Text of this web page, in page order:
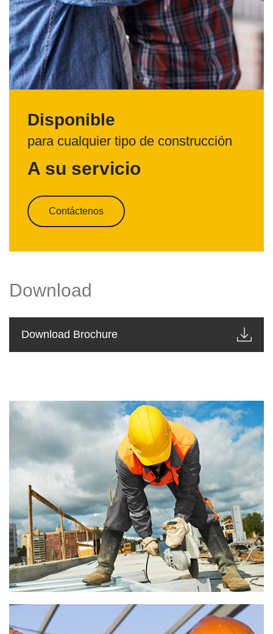
Disponible
para cualquier tipo de construcción
A su servicio
Contáctenos
Download
Download Brochure